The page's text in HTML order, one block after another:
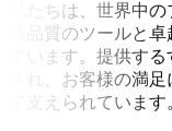
私たちは、世界中
高品質のツールと
ています。提供す
され、お客様の満
て支えられています